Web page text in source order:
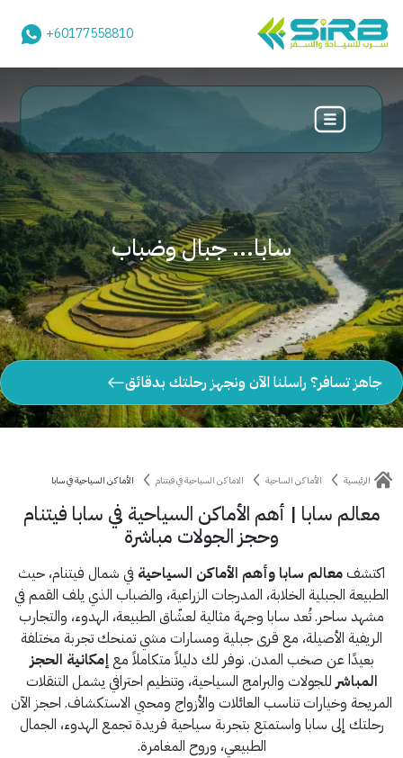
+60177558810
سابا... جبال وضباب
جاهز تسافر؟ راسلنا الآن ونجهز رحلتك بدقائق
الرئيسية الأماكن الساحية الاماكن السياحية في فيتنام الأماكن السياحية في سابا
معالم سابا | أهم الأماكن السياحية في سابا فيتنام
وحجز الجولات مباشرة
اكتشفمعالم سابا وأهم الأماكن السياحية في شمال فيتنام، حيث
الطبيعة الجبلية الخلابة، المدرجات الزراعية، والضباب الذي يلف القمم في
مشهد ساحر. تُعد سابا وجهة مثالية لعشّاق الطبيعة، الهدوء، والتجارب
الريفية الأصيلة، مع قرى جبلية ومسارات مشي تمنحك تجربة مختلفة
بعيدًا عن صخب المدن. نوفر لك دليلاً متكاملاً معإمكانية الحجز
المباشرللجولات والبرامج السياحية، وتنظيم احترافي يشمل التنقلات
المريحة وخيارات تناسب العائلات والأزواج ومحبي الاستكشاف. احجز الآن
رحلتك إلى سابا واستمتع بتجربة سياحية فريدة تجمع الهدوء، الجمال
الطبيعي، وروح المغامرة.